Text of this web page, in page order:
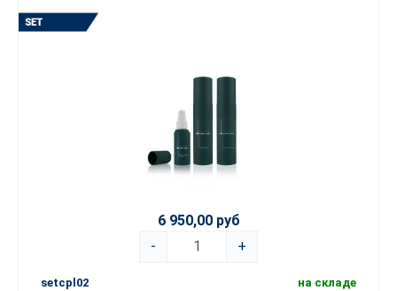
6 950,00 руб
-
+
setcpl02 на складе